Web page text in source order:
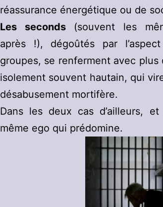
réassurance énergétique ou de
Les seconds(souvent les
après !), dégoûtés par
groupes, se renferment avec
isolement souvent hautain, qui
désabusement mortifère.
Dans les deux cas d’ailleurs,
même ego qui prédomine.